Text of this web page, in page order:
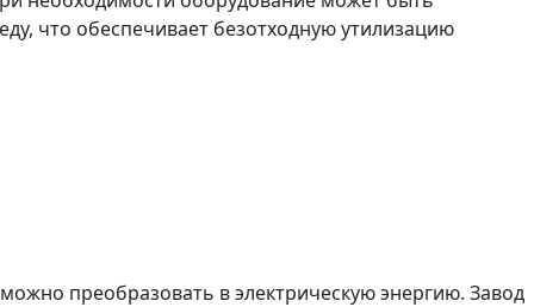
что обеспечивает безотходную утилизацию
преобразовать в электрическую энергию. Завод